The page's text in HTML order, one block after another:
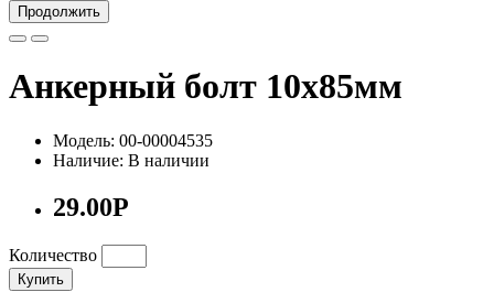
Продолжить
Анкерный болт 10х85мм
Модель: 00-00004535
Наличие: В наличии
29.00Р
Количество
Купить